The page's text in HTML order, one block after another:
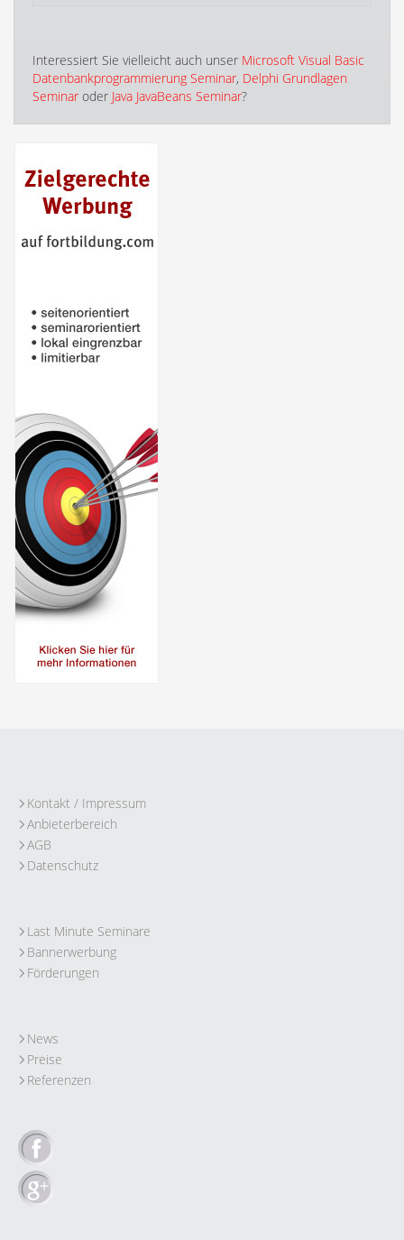
Interessiert Sie vielleicht auch unser Microsoft Visual Basic
Datenbankprogrammierung Seminar, Delphi Grundlagen
Seminar oder Java JavaBeans Seminar?
Kontakt / Impressum
Anbieterbereich
AGB
Datenschutz
Last Minute Seminare
Bannerwerbung
Förderungen
News
Preise
Referenzen